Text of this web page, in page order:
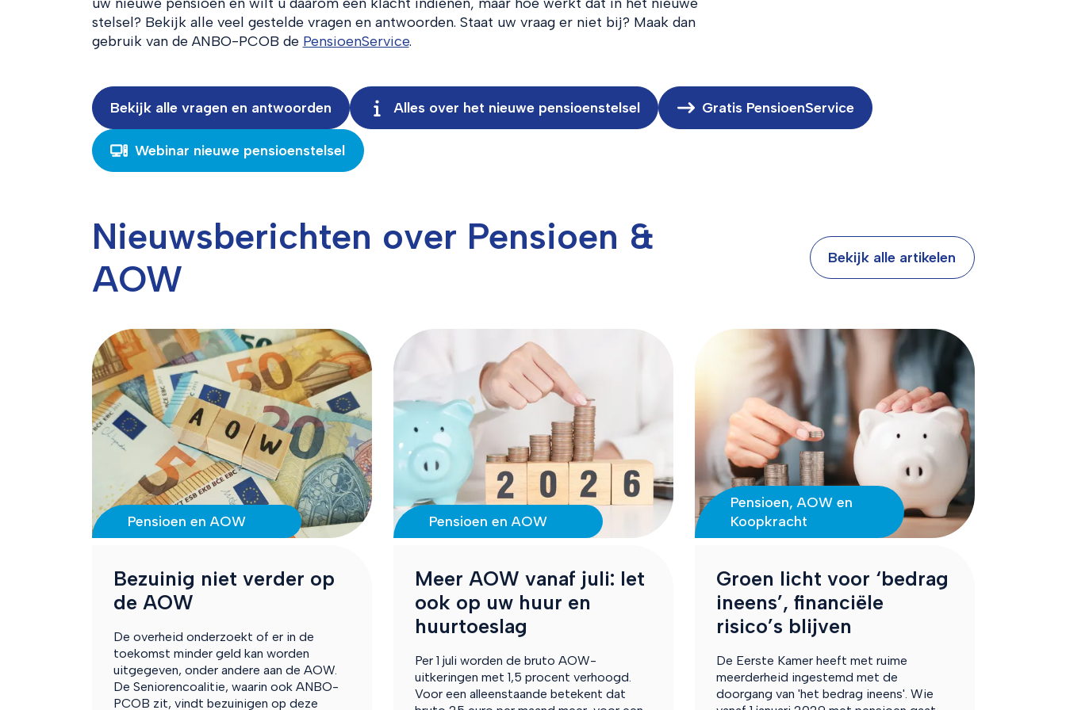
stelsel? Bekijk alle veel gestelde vragen en antwoorden. Staat uw vraag er niet bij? Maak dan
gebruik van de ANBO-PCOB de PensioenService.
Bekijk alle vragen en antwoorden Alles over het nieuwe pensioenstelsel Gratis PensioenService
Webinar nieuwe pensioenstelsel
Nieuwsberichten over Pensioen &
AOW
Bekijk alle artikelen
Pensioen en AOW
Bezuinig niet verder op
de AOW
De overheid onderzoekt of er in de
toekomst minder geld kan worden
uitgegeven, onder andere aan de AOW.
De Seniorencoalitie, waarin ook ANBO-
PCOB zit, vindt bezuinigen op deze
Pensioen en AOW
Meer AOW vanaf juli: let
ook op uw huur en
huurtoeslag
Per 1 juli worden de bruto AOW-
uitkeringen met 1,5 procent verhoogd.
Voor een alleenstaande betekent dat
Pensioen, AOW en
Koopkracht
Groen licht voor ‘bedrag
ineens’, financiële
risico’s blijven
De Eerste Kamer heeft met ruime
meerderheid ingestemd met de
doorgang van 'het bedrag ineens'. Wie